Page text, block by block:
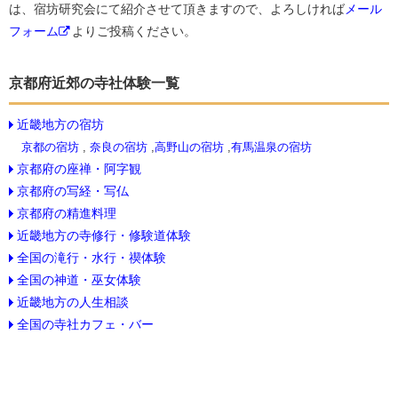
は、宿坊研究会にて紹介させて頂きますので、よろしければ メール
フォーム
よりご投稿ください。
京都府近郊の寺社体験一覧
近畿地方の宿坊
京都の宿坊 奈良の宿坊 高野山の宿坊 有馬温泉の宿坊
京都府の座禅・阿字観
京都府の写経・写仏
京都府の精進料理
近畿地方の寺修行・修験道体験
全国の滝行・水行・禊体験
全国の神道・巫女体験
近畿地方の人生相談
全国の寺社カフェ・バー